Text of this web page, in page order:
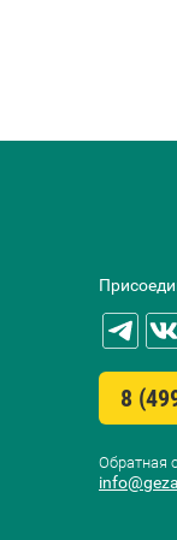
8
Обратная